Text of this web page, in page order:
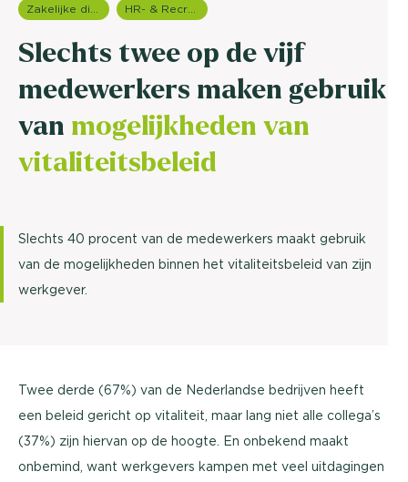
Slechts twee op de vijf
medewerkers maken gebruik
van mogelijkheden van
vitaliteitsbeleid
Slechts 40 procent van de medewerkers maakt gebruik
van de mogelijkheden binnen het vitaliteitsbeleid van zijn
werkgever.
Twee derde (67%) van de Nederlandse bedrijven heeft
een beleid gericht op vitaliteit, maar lang niet alle collega’s
(37%) zijn hiervan op de hoogte. En onbekend maakt
onbemind, want werkgevers kampen met veel uitdagingen